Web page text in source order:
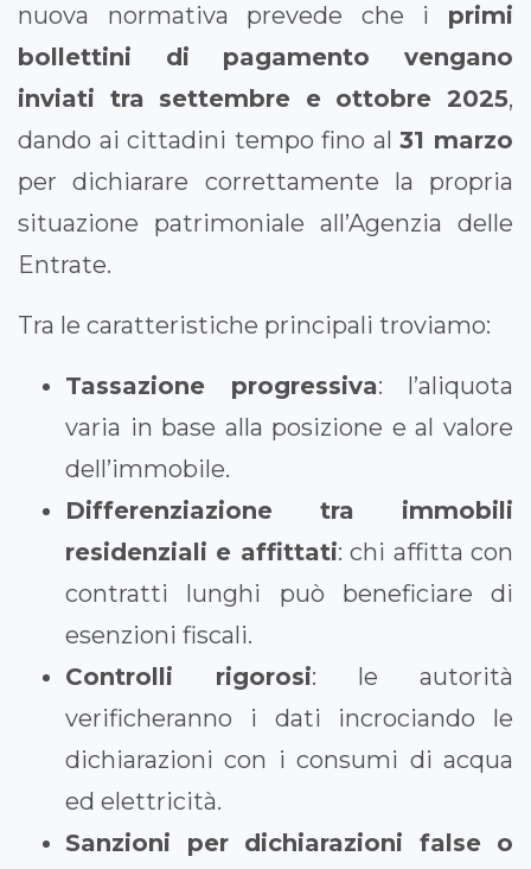
nuova normativa prevede che i primi
bollettini di pagamento vengano
inviati tra settembre e ottobre 2025,
dando ai cittadini tempo fino al31 marzo
per dichiarare correttamente la propria
situazione patrimoniale all’Agenzia delle
Entrate.
Tra le caratteristiche principali troviamo:
Tassazione progressiva: l’aliquota
varia in base alla posizione e al valore
dell’immobile.
Differenziazione tra immobili
residenziali e affittati: chi affitta con
contratti lunghi può beneficiare di
esenzioni fiscali.
Controlli rigorosi: le autorità
verificheranno i dati incrociando le
dichiarazioni con i consumi di acqua
ed elettricità.
Sanzioni per dichiarazioni false o